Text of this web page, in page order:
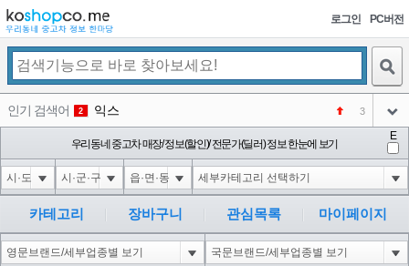
로그인 PC버전
인기 검색어 2 익스 3
3 미끄럼방지
아이콘
4 대성설렁탕
아이콘
5
아이콘
1
6 강남면옥
아이콘
NEW
우리동네 중고차 매장/ 정보(할인)/ 전문가(딜러) 정보 한눈에 보기
E
카테고리 장바구니 관심목록 마이페이지